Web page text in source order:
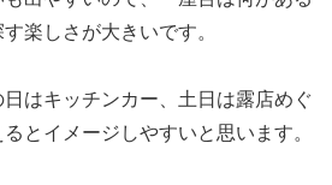
楽しさが大きいです。
はキッチンカー、土日は露店めぐ
とイメージしやすいと思います。